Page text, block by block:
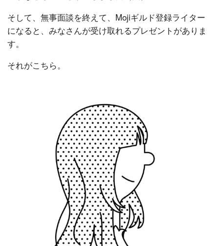
そして、無事面談を終えて、Mojiギルド登録ライター
になると、みなさんが受け取れるプレゼントがありま
す。
それがこちら。